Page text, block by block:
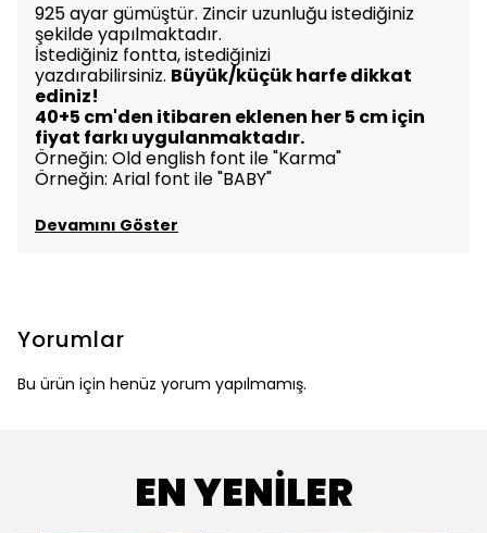
925 ayar gümüştür. Zincir uzunluğu istediğiniz
şekilde yapılmaktadır.
İstediğiniz fontta, istediğinizi
yazdırabilirsiniz. Büyük/küçük harfe dikkat
ediniz!
40+5 cm'den itibaren eklenen her 5 cm için
fiyat farkı uygulanmaktadır.
Örneğin: Old english font ile "Karma"
Örneğin: Arial font ile "BABY"
Devamını Göster
Yorumlar
Bu ürün için henüz yorum yapılmamış.
EN YENİLER